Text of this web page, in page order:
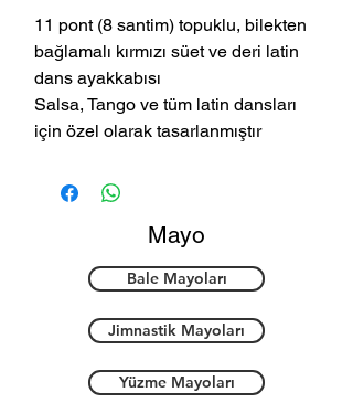
11 pont (8 santim) topuklu, bilekten
bağlamalı kırmızı süet ve deri latin
dans ayakkabısı
Salsa, Tango ve tüm latin dansları
için özel olarak tasarlanmıştır
Mayo
Bale Mayoları
Jimnastik Mayoları
Yüzme Mayoları